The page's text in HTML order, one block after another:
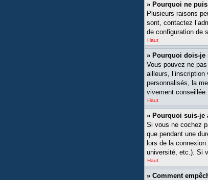
» Pourquoi ne
Plusieurs raisons
sont, contactez
de configuration de
Haut
» Pourquoi dois-je
Vous pouvez ne
ailleurs,
personnalisés, la
vivement conseillée.
Haut
» Pourquoi suis-je
Si vous ne cochez
que pendant une
lors de la
université, etc.). Si
Haut
» Comment